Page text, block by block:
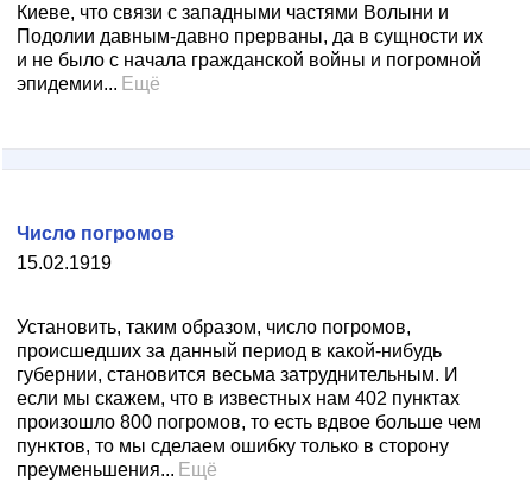
Киеве, что связи с западными частями Волыни и
Подолии давным-давно прерваны, да в сущности их
и не было с начала гражданской войны и погромной
эпидемии... Ещё
15.02.1919
Число погромов
Установить, таким образом, число погромов,
происшедших за данный период в какой-нибудь
губернии, становится весьма затруднительным. И
если мы скажем, что в известных нам 402 пунктах
произошло 800 погромов, то есть вдвое больше чем
пунктов, то мы сделаем ошибку только в сторону
преуменьшения... Ещё